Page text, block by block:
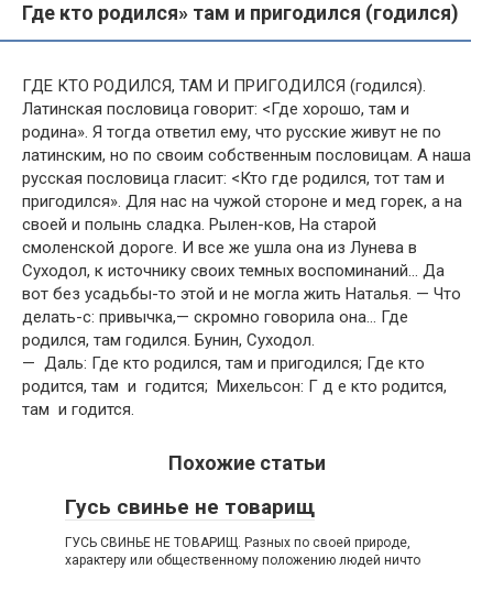
Где кто родился» там и пригодился (годился)
ГДЕ КТО РОДИЛСЯ, ТАМ И ПРИГОДИЛСЯ (годился).
Латинская пословица говорит: <Где хорошо, там и
родина». Я тогда ответил ему, что русские живут не по
латинским, но по своим собственным пословицам. А наша
русская пословица гласит: <Кто где родился, тот там и
пригодился». Для нас на чужой стороне и мед горек, а на
своей и полынь сладка. Рылен-ков, На старой
смоленской дороге. И все же ушла она из Лунева в
Суходол, к источнику своих темных воспоминаний… Да
вот без усадьбы-то этой и не могла жить Наталья. — Что
делать-с: привычка,— скромно говорила она… Где
родился, там годился. Бунин, Суходол.
— Даль: Где кто родился, там и пригодился; Где кто
родится, там и годится; Михельсон: Г д е кто родится,
там и годится.
Похожие статьи
Гусь свинье не товарищ
ГУСЬ СВИНЬЕ НЕ ТОВАРИЩ. Разных по своей природе,
характеру или общественному положению людей ничто